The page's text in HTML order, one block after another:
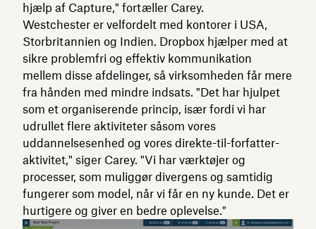
hjælp af Capture," fortæller Carey.
Westchester er velfordelt med kontorer i USA,
Storbritannien og Indien. Dropbox hjælper med at
sikre problemfri og effektiv kommunikation
mellem disse afdelinger, så virksomheden får mere
fra hånden med mindre indsats. "Det har hjulpet
som et organiserende princip, især fordi vi har
udrullet flere aktiviteter såsom vores
uddannelsesenhed og vores direkte-til-forfatter-
aktivitet," siger Carey. "Vi har værktøjer og
processer, som muliggør divergens og samtidig
fungerer som model, når vi får en ny kunde. Det er
hurtigere og giver en bedre oplevelse."